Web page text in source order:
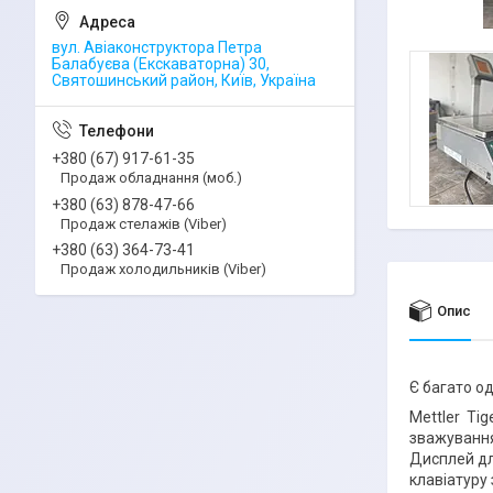
Опис
Є багато
Mettler
Дисплей
вул. Авіаконструктора Петра
Балабуєва (Екскаваторна) 30,
Святошинський район, Київ, Україна
+380 (67) 917-61-35
Продаж обладнання (моб.)
+380 (63) 878-47-66
Продаж стелажів (Viber)
+380 (63) 364-73-41
Продаж холодильників (Viber)